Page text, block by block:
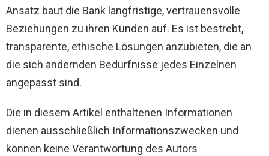
Ansatz baut die Bank langfristige, vertrauensvolle
Beziehungen zu ihren Kunden auf. Es ist bestrebt,
transparente, ethische Lösungen anzubieten, die an
die sich ändernden Bedürfnisse jedes Einzelnen
angepasst sind.
Die in diesem Artikel enthaltenen Informationen
dienen ausschließlich Informationszwecken und
können keine Verantwortung des Autors